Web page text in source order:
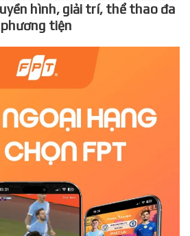
hình, giải trí, thể thao đa
phương tiện